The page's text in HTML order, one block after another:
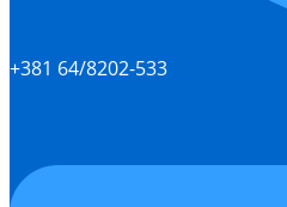
+381 64/8202-533